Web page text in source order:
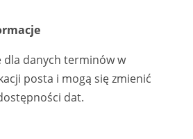
dla danych terminów w
posta i mogą się zmienić
dat.